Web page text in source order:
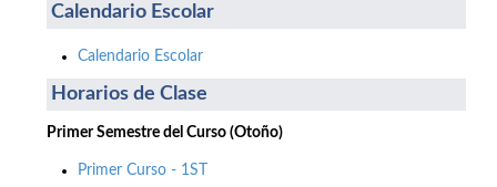
Calendario Escolar
Calendario Escolar
Horarios de Clase
Primer Semestre del Curso (Otoño)
Primer Curso - 1ST